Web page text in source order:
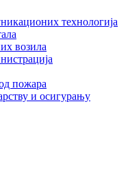
технологија
возила
пожара
и осигурању